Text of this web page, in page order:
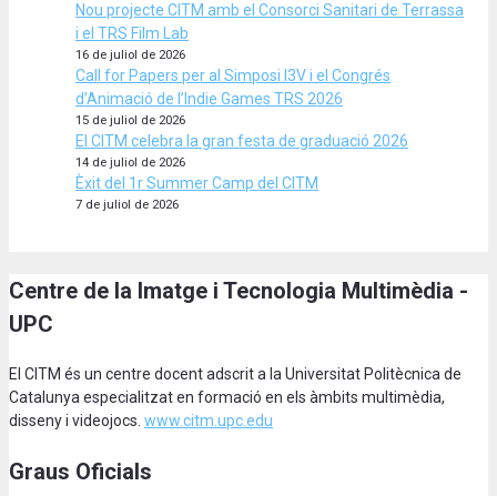
Nou projecte CITM amb el Consorci Sanitari de Terrassa
i el TRS Film Lab
16 de juliol de 2026
Call for Papers per al Simposi I3V i el Congrés
d’Animació de l’Indie Games TRS 2026
15 de juliol de 2026
El CITM celebra la gran festa de graduació 2026
14 de juliol de 2026
Èxit del 1r Summer Camp del CITM
7 de juliol de 2026
Centre de la Imatge i Tecnologia Multimèdia -
UPC
El CITM és un centre docent adscrit a la Universitat Politècnica de
Catalunya especialitzat en formació en els àmbits multimèdia,
disseny i videojocs. www.citm.upc.edu
Graus Oficials